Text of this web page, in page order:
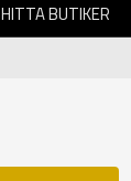
HITTA BUTIKER